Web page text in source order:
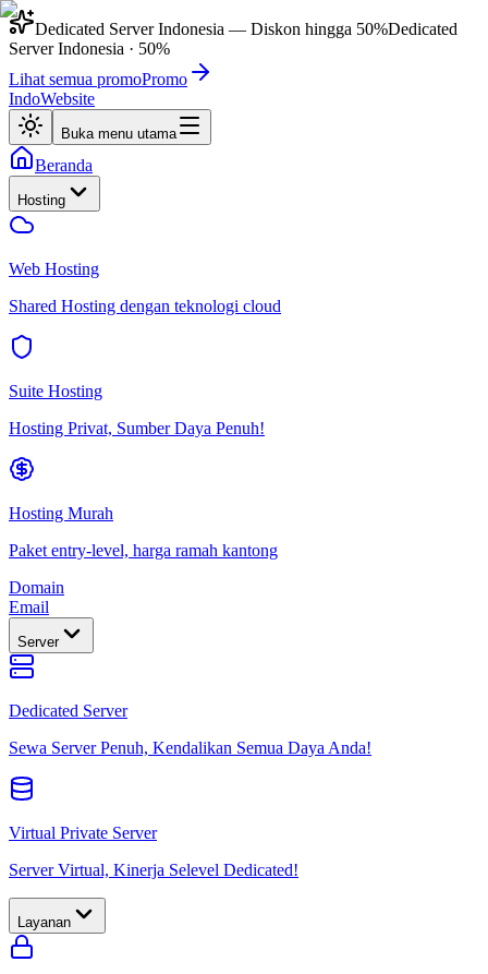
Dedicated Server Indonesia — Diskon hingga 50%Dedicated
Server Indonesia · 50%
Lihat semua promoPromo
IndoWebsite
Buka menu utama
Beranda
Hosting
Web Hosting
Shared Hosting dengan teknologi cloud
Suite Hosting
Hosting Privat, Sumber Daya Penuh!
Hosting Murah
Paket entry-level, harga ramah kantong
Domain
Email
Server
Dedicated Server
Sewa Server Penuh, Kendalikan Semua Daya Anda!
Virtual Private Server
Server Virtual, Kinerja Selevel Dedicated!
Layanan